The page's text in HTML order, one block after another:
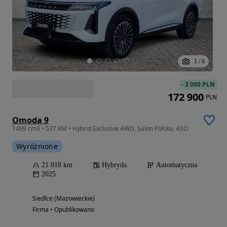
1 / 6
Omoda 9
1499 cm3 • 537 KM • Hybrid Exclusive AWD, Salon Polska, ASO
Wyróżnione
21 018 km Hybryda
Automatyczna
2025
Siedlce (Mazowieckie)
Firma • Opublikowano
-3 000 PLN
172 900 PLN